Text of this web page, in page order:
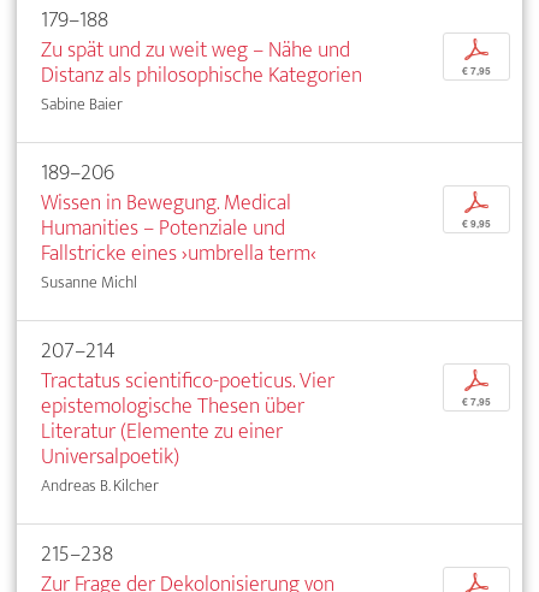
179–188
Zu spät und zu weit weg – Nähe und
Distanz als philosophische Kategorien
Sabine Baier
p
€ 7,95
189–206
Wissen in Bewegung. Medical
Humanities – Potenziale und
Fallstricke eines ›umbrella term‹
Susanne Michl
p
€ 9,95
207–214
Tractatus scientifico-poeticus. Vier
epistemologische Thesen über
Literatur (Elemente zu einer
Universalpoetik)
Andreas B. Kilcher
p
€ 7,95
215–238
Zur Frage der Dekolonisierung von
p